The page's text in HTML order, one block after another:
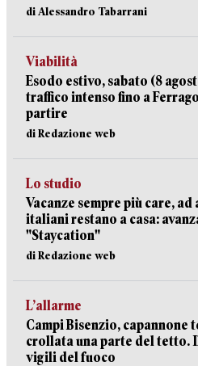
di Alessandro Tabarrani
Viabilità
Esodo estivo, sabato (8
traffico intenso fino a
partire
di Redazione web
Lo studio
Vacanze sempre più care,
italiani restano a casa:
"Staycation"
di Redazione web
L’allarme
Campi Bisenzio, capannone
crollata una parte del tetto.
vigili del fuoco